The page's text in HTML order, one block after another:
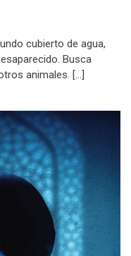
cubierto de agua,
Busca
animales. […]